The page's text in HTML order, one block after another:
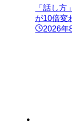
「話し
が10倍変
2026年